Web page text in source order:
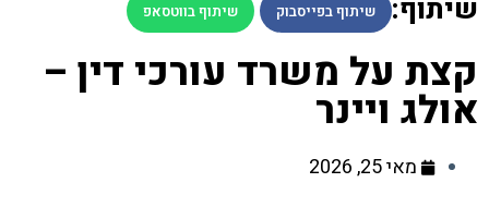
שיתוף: שיתוף בפייסבוק שיתוף בווטסאפ
קצת על משרד עורכי דין –
אולג ויינר
מאי 25, 2026